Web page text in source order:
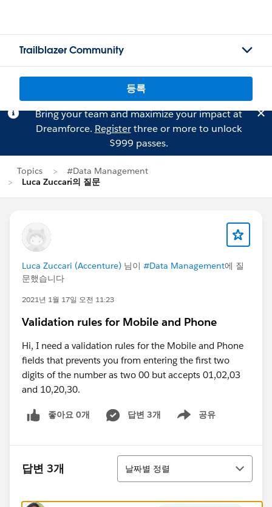
Trailblazer Community
등록
Bring your team and maximize your impact at
Dreamforce. Registerthree or more to unlock
$999 passes.
Topics
#Data Management
Luca Zuccari의 질문
Luca Zuccari (Accenture) 님이 #Data Management에 질
문했습니다
2021년 1월 17일 오전 11:23
Validation rules for Mobile and Phone
Hi, I need a validation rules for the Mobile and Phone
fields that prevents you from entering the first two
digits of the number as two 00 but accepts 01,02,03
and 10,20,30.
좋아요 0개 답변 3개 공유
Show menu
답변 3개
정렬
날짜별 정렬